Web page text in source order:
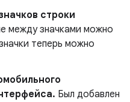
строки
между значками можно
теперь можно
Был добавлен